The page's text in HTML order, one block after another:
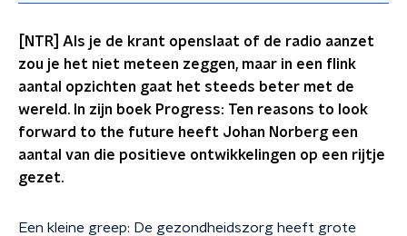
[NTR] Als je de krant openslaat of de radio aanzet
zou je het niet meteen zeggen, maar in een flink
aantal opzichten gaat het steeds beter met de
wereld. In zijn boek Progress: Ten reasons to look
forward to the future heeft Johan Norberg een
aantal van die positieve ontwikkelingen op een rijtje
gezet.
Een kleine greep: De gezondheidszorg heeft grote